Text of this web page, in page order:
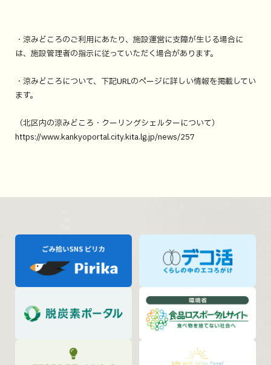
・涼みどころのご利用にあたり、施設運営に支障が生じる場合に
は、施設管理者の指示に従っていただく場合があります。
・涼みどころについて、下記URLのページに詳しい情報を掲載してい
ます。
（北区内の涼みどころ・クーリングシェルターについて）
https://www.kankyoportal.city.kita.lg.jp/news/257